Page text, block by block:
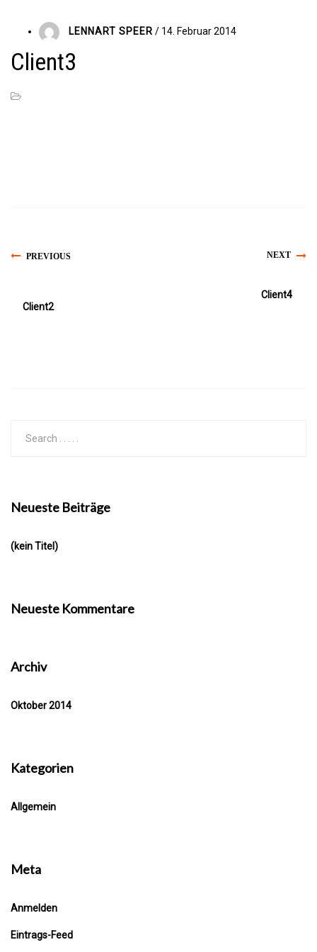
LENNART SPEER / 14. Februar 2014
Client3
PREVIOUS NEXT
Client2
Client4
Neueste Beiträge
(kein Titel)
Neueste Kommentare
Archiv
Oktober 2014
Kategorien
Allgemein
Meta
Anmelden
Eintrags-Feed